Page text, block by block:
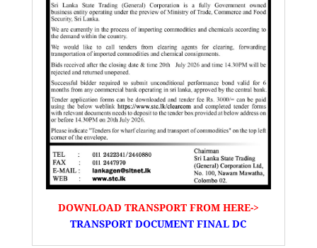
DOWNLOAD TRANSPORT FROM HERE->
TRANSPORT DOCUMENT FINAL DC